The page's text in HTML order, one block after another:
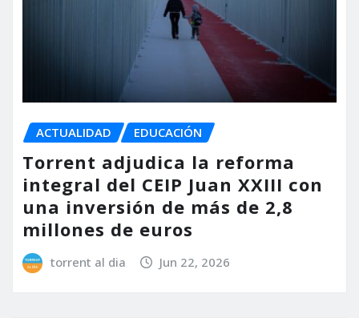
ACTUALIDAD EDUCACIÓN
Torrent adjudica la reforma
integral del CEIP Juan XXIII con
una inversión de más de 2,8
millones de euros
torrent al dia Jun 22, 2026